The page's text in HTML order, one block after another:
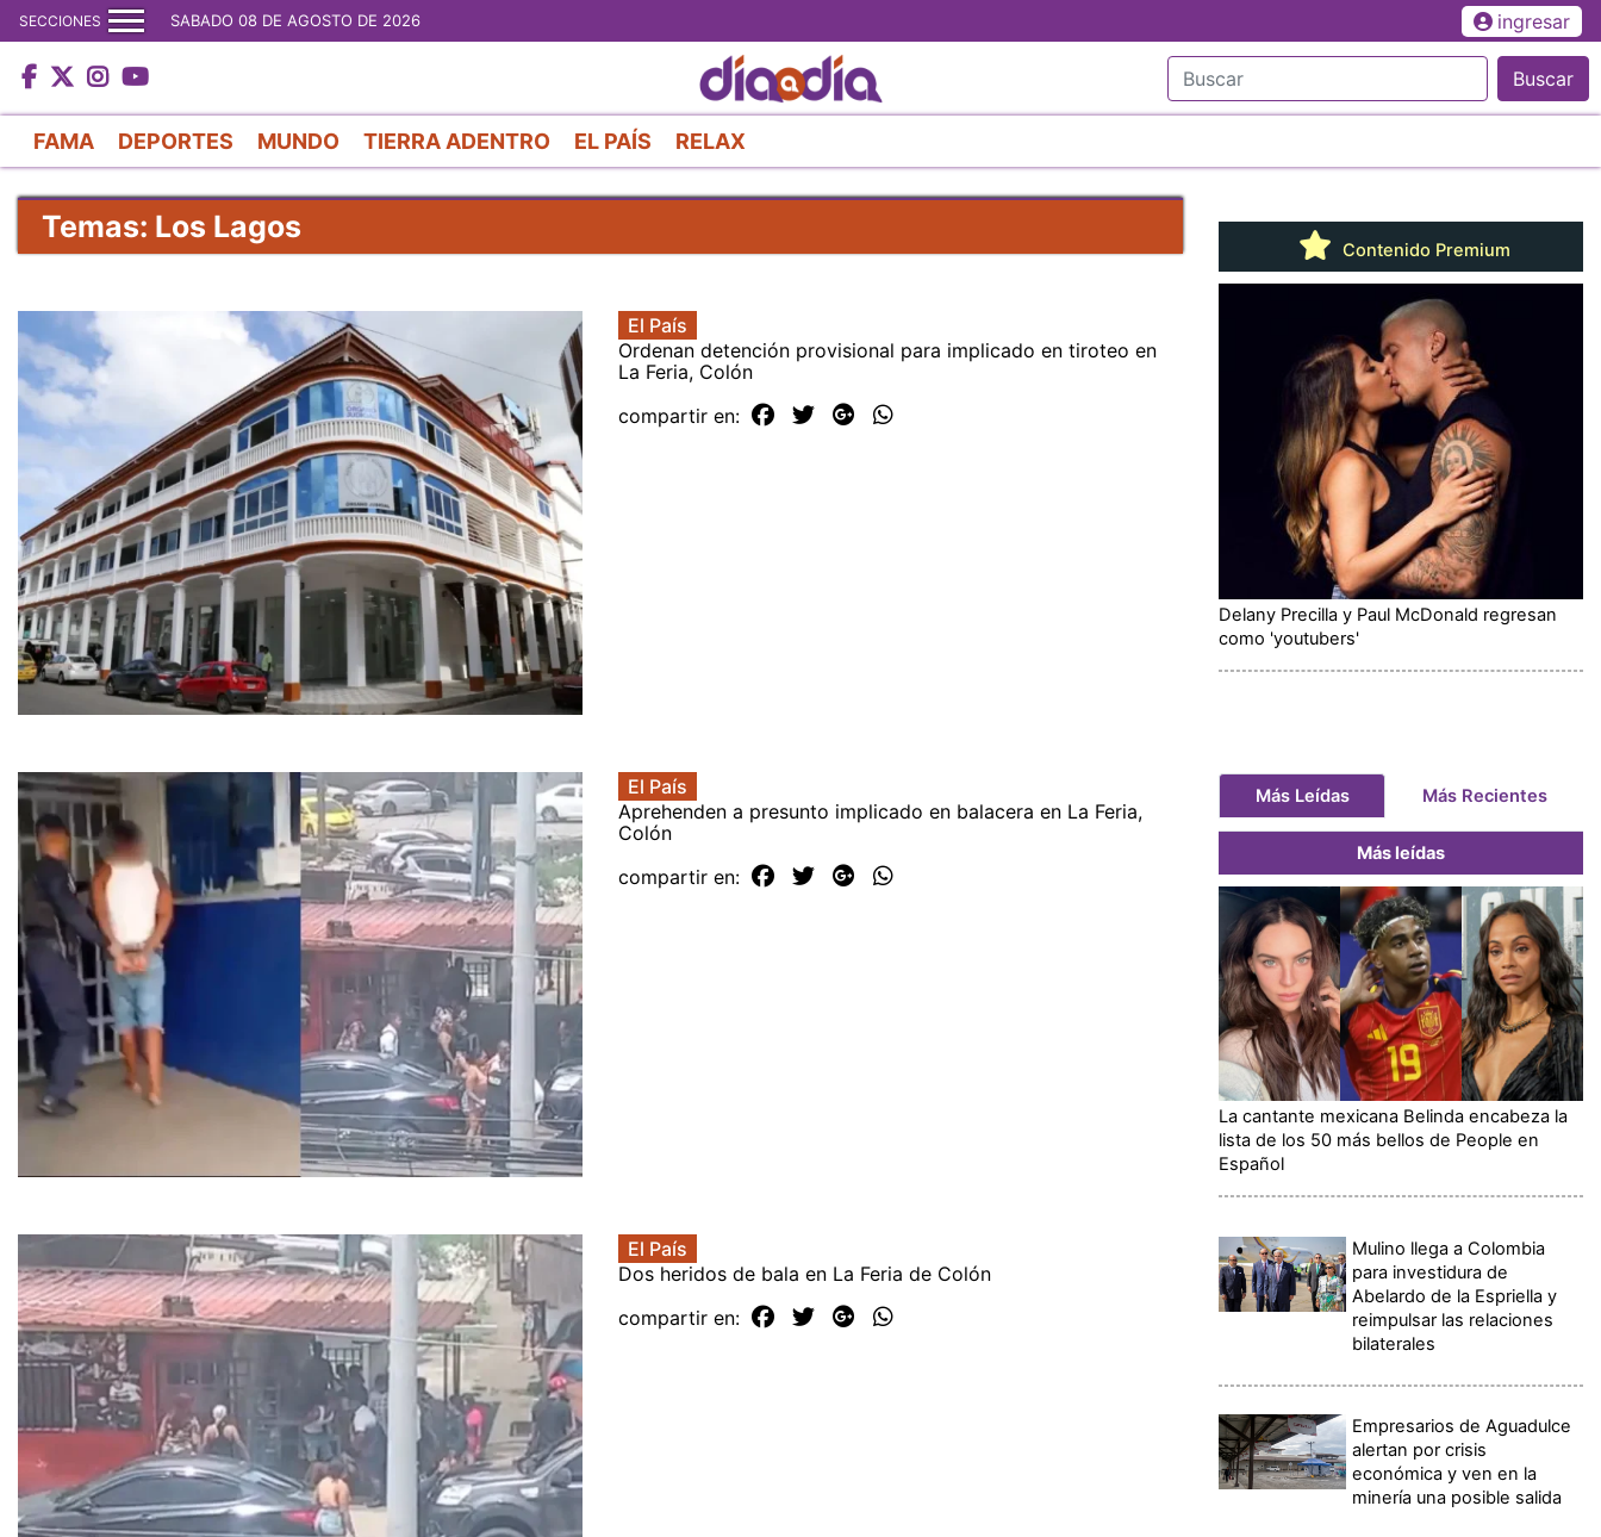
al
contenido
principal
SECCIONES SABADO 08 DE AGOSTO DE 2026 ingresar
Buscar
FAMA DEPORTES MUNDO TIERRA ADENTRO EL PAÍS RELAX
Temas: Los Lagos
El País
Ordenan detención provisional para implicado en tiroteo en
La Feria, Colón
compartir en:
El País
Aprehenden a presunto implicado en balacera en La Feria,
Colón
compartir en:
El País
Dos heridos de bala en La Feria de Colón
compartir en:
Contenido Premium
Delany Precilla y Paul McDonald regresan
como 'youtubers'
Más Leídas Más Recientes
Más leídas
La cantante mexicana Belinda encabeza la
lista de los 50 más bellos de People en
Español
Mulino llega a Colombia
para investidura de
Abelardo de la Espriella y
reimpulsar las relaciones
bilaterales
Empresarios de Aguadulce
alertan por crisis
económica y ven en la
minería una posible salida